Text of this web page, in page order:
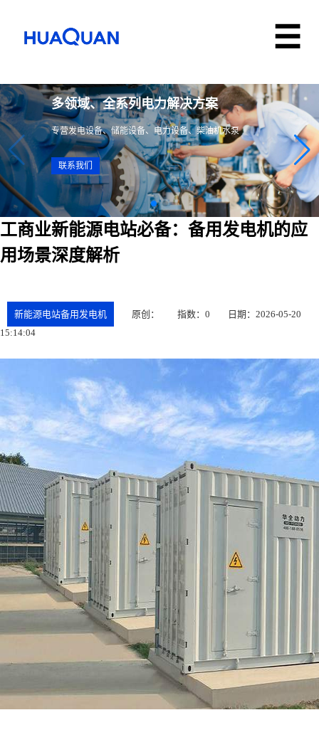
多领域、全系列电力解决方案
专营发电设备、储能设备、电力设备、柴油机水泵
联系我们
工商业新能源电站必备：备用发电机的应
用场景深度解析
新能源电站备用发电机 原创： 指数：0
日期：2026-05-20
15:14:04